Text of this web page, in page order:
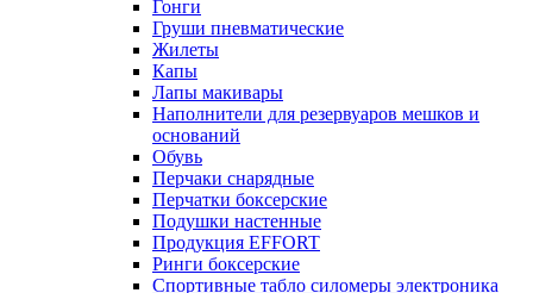
Гонги
Груши пневматические
Жилеты
Капы
Лапы макивары
Наполнители для резервуаров мешков и
оснований
Обувь
Перчаки снарядные
Перчатки боксерские
Подушки настенные
Продукция EFFORT
Ринги боксерские
Спортивные табло силомеры электроника